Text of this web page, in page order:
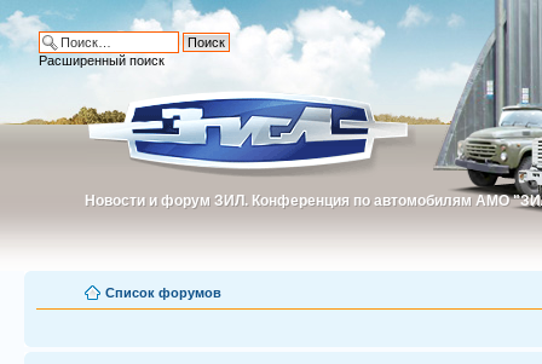
Новости и форум ЗИЛ. Конференция по автомобилям АМО
Новости и форум ЗИЛ. Конференция по автомобилям АМО
Расширенный поиск
Список форумов